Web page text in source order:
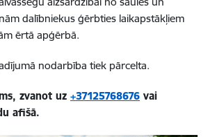
dalībniekus ģērbties laikapstākļiem
ērtā apģērbā.
nodarbība tiek pārcelta.
zvanot uz +37125768676 vai
afišā.